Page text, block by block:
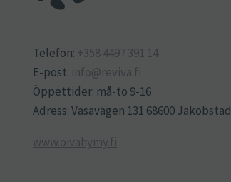
Telefon: +358 4497 391 14
E-post: info@reviva.fi
Öppettider: må-to 9-16
Adress: Vasavägen 131 68600 Jakobstad
www.oivahymy.fi